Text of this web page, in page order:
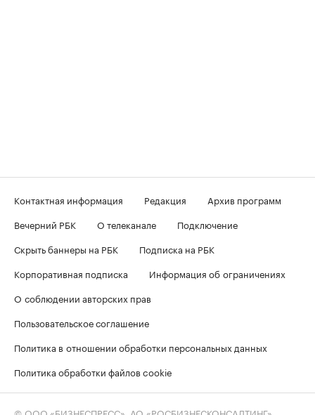
Контактная информация Редакция
Архив программ
Вечерний РБК
О телеканале
Подключение
Скрыть баннеры на РБК
Подписка на РБК
Корпоративная подписка
Информация об ограничениях
О соблюдении авторских прав
Пользовательское соглашение
Политика в отношении обработки персональных данных
Политика обработки файлов cookie